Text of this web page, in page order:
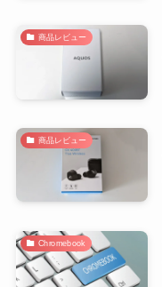
商品レビュー
商品レビュー
Chromebook